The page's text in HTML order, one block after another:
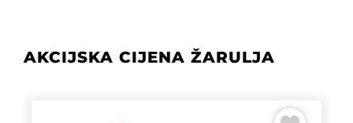
AKCIJSKA CIJENA ŽARULJA